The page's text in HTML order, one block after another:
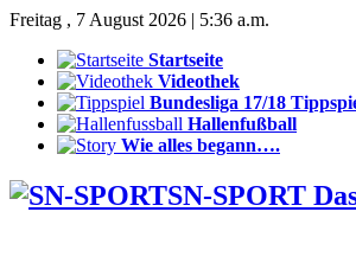
Freitag , 7 August 2026 | 5:36 a.m.
Startseite
Videothek
Bundesliga 17/18
Hallenfußball
Wie alles begann….
SN-SPORT